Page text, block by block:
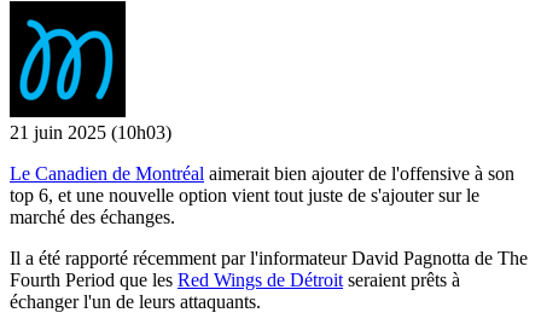
21 juin 2025 (10h03)
Le Canadien de Montréal aimerait bien ajouter de l'offensive à son
top 6, et une nouvelle option vient tout juste de s'ajouter sur le
marché des échanges.
Il a été rapporté récemment par l'informateur David Pagnotta de The
Fourth Period que les Red Wings de Détroit seraient prêts à
échanger l'un de leurs attaquants.